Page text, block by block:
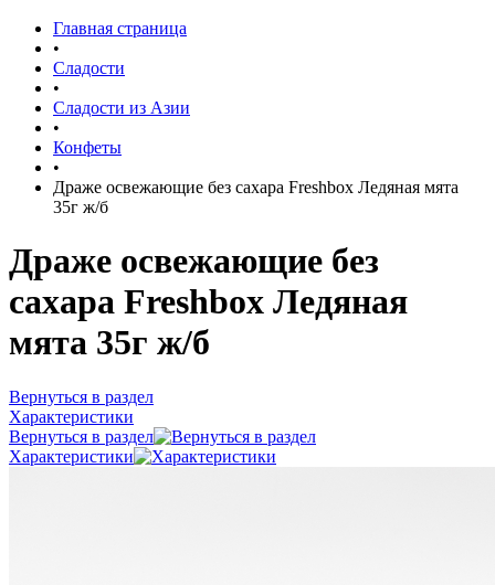
Главная страница
•
Сладости
•
Сладости из Азии
•
Конфеты
•
Драже освежающие без сахара Freshbox Ледяная мята
35г ж/б
Драже освежающие без
сахара Freshbox Ледяная
мята 35г ж/б
Вернуться в раздел
Характеристики
Вернуться в раздел
Характеристики